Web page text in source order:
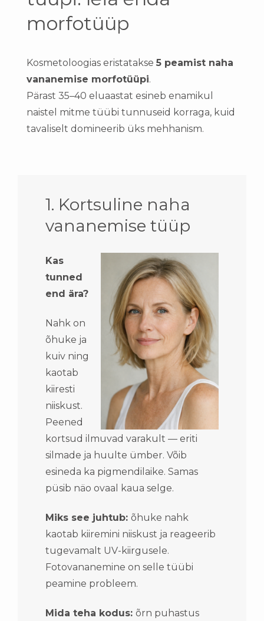
morfotüüp
Kosmetoloogias eristatakse 5 peamist naha
vananemise morfotüüpi.
Pärast 35–40 eluaastat esineb enamikul
naistel mitme tüübi tunnuseid korraga, kuid
tavaliselt domineerib üks mehhanism.
1. Kortsuline naha
vananemise tüüp
Kas
tunned
end ära?
Nahk on
õhuke ja
kuiv ning
kaotab
kiiresti
niiskust.
Peened
kortsud ilmuvad varakult — eriti
silmade ja huulte ümber. Võib
esineda ka pigmendilaike. Samas
püsib näo ovaal kaua selge.
Miks see juhtub: õhuke nahk
kaotab kiiremini niiskust ja reageerib
tugevamalt UV-kiirgusele.
Fotovananemine on selle tüübi
peamine probleem.
Mida teha kodus: õrn puhastus